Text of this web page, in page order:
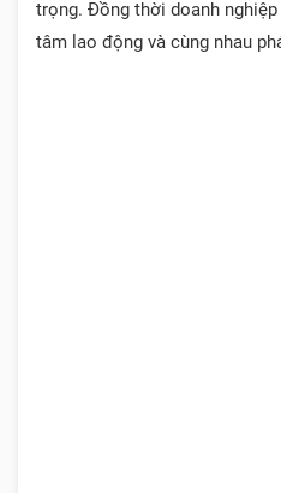
trọng. Đồng thời doanh
tâm lao động và cùng nhau